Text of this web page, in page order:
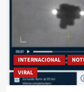
INTERNACIONAL
VIRAL